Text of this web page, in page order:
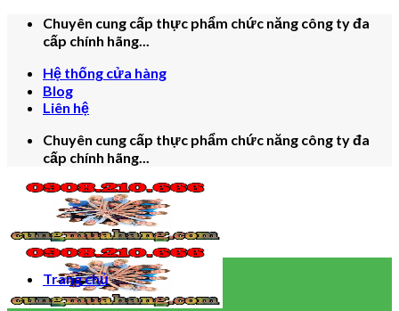
Skip
Chuyên cung cấp thực phẩm chức năng công ty đa
cấp chính hãng...
Hệ thống cửa hàng
Blog
Liên hệ
Chuyên cung cấp thực phẩm chức năng công ty đa
cấp chính hãng...
Trang chủ